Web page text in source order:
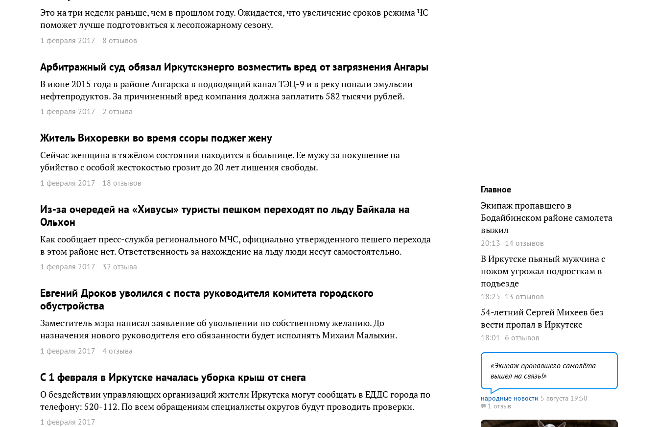
Это на три недели раньше, чем в прошлом году. Ожидается, что увеличение сроков режима ЧС
поможет лучше подготовиться к лесопожарному сезону.
1 февраля 2017 8 отзывов
Арбитражный суд обязал Иркутскэнерго возместить вред от загрязнения Ангары
В июне 2015 года в районе Ангарска в подводящий канал ТЭЦ-9 и в реку попали эмульсии
нефтепродуктов. За причиненный вред компания должна заплатить 582 тысячи рублей.
1 февраля 2017 2 отзыва
Житель Вихоревки во время ссоры поджег жену
Сейчас женщина в тяжёлом состоянии находится в больнице. Ее мужу за покушение на
убийство с особой жестокостью грозит до 20 лет лишения свободы.
1 февраля 2017 18 отзывов
Из-за очередей на «Хивусы» туристы пешком переходят по льду Байкала на
Ольхон
Как сообщает пресс-служба регионального МЧС, официально утвержденного пешего перехода
в этом районе нет. Ответственность за нахождение на льду люди несут самостоятельно.
1 февраля 2017 32 отзыва
Евгений Дроков уволился с поста руководителя комитета городского
обустройства
Заместитель мэра написал заявление об увольнении по собственному желанию. До
назначения нового руководителя его обязанности будет исполнять Михаил Малыхин.
1 февраля 2017 4 отзыва
С 1 февраля в Иркутске началась уборка крыш от снега
О бездействии управляющих организаций жители Иркутска могут сообщать в ЕДДС города по
телефону: 520-112. По всем обращениям специалисты округов будут проводить проверки.
1 февраля 2017
Главное
Экипаж пропавшего в
Бодайбинском районе самолета
выжил
20:13 14 отзывов
В Иркутске пьяный мужчина с
ножом угрожал подросткам в
подъезде
18:25 13 отзывов
54-летний Сергей Михеев без
вести пропал в Иркутске
18:01 6 отзывов
Экипаж пропавшего самолёта
вышел на связь!
народные новости 5 августа 19:50
1 отзыв